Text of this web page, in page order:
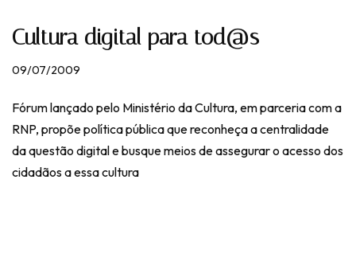
Cultura digital para tod@s
09/07/2009
Fórum lançado pelo Ministério da Cultura, em parceria com a
RNP, propõe política pública que reconheça a centralidade
da questão digital e busque meios de assegurar o acesso dos
cidadãos a essa cultura